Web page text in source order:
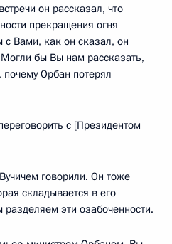
он рассказал, что
прекращения огня
с Вами, как он сказал, он
бы Вы нам рассказать,
Орбан потерял
с [Президентом
говорили. Он тоже
складывается в его
эти озабоченности.